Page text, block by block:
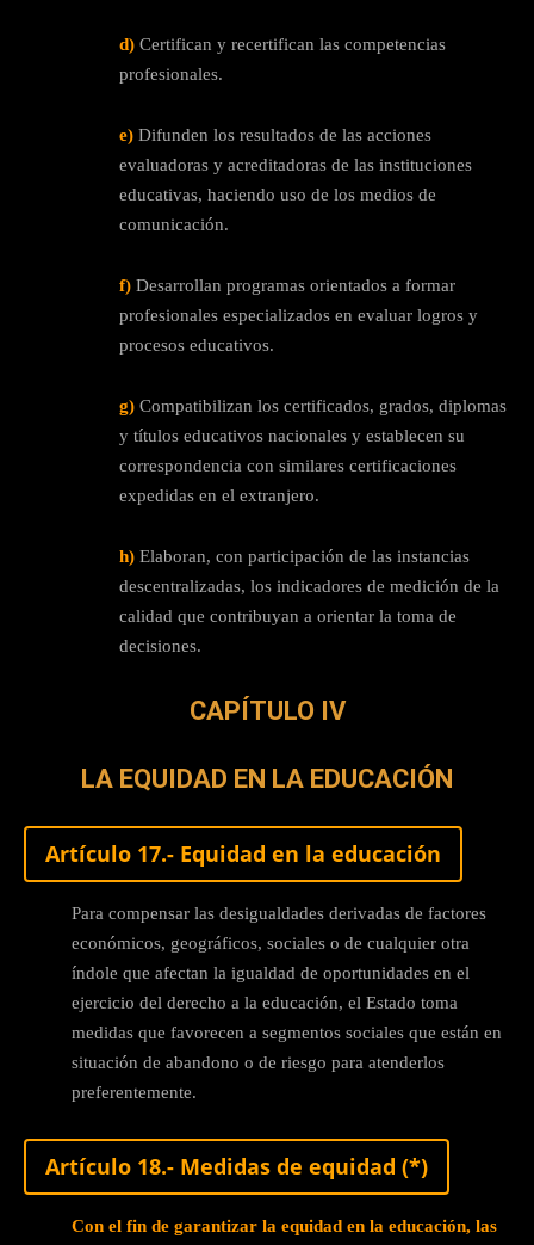
d) Certifican y recertifican las competencias
profesionales.
e) Difunden los resultados de las acciones
evaluadoras y acreditadoras de las instituciones
educativas, haciendo uso de los medios de
comunicación.
f) Desarrollan programas orientados a formar
profesionales especializados en evaluar logros y
procesos educativos.
g) Compatibilizan los certificados, grados, diplomas
y títulos educativos nacionales y establecen su
correspondencia con similares certificaciones
expedidas en el extranjero.
h) Elaboran, con participación de las instancias
descentralizadas, los indicadores de medición de la
calidad que contribuyan a orientar la toma de
decisiones.
CAPÍTULO IV
LA EQUIDAD EN LA EDUCACIÓN
Artículo 17.- Equidad en la educación
Para compensar las desigualdades derivadas de factores
económicos, geográficos, sociales o de cualquier otra
índole que afectan la igualdad de oportunidades en el
ejercicio del derecho a la educación, el Estado toma
medidas que favorecen a segmentos sociales que están en
situación de abandono o de riesgo para atenderlos
preferentemente.
Artículo 18.- Medidas de equidad (*)
Con el fin de garantizar la equidad en la educación, las